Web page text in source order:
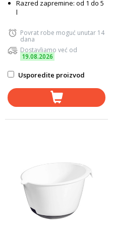
Razred zapremine: od 1 do 5
l
Povrat robe moguć unutar 14
dana
Dostavljamo već od
19.08.2026
Usporedite proizvod